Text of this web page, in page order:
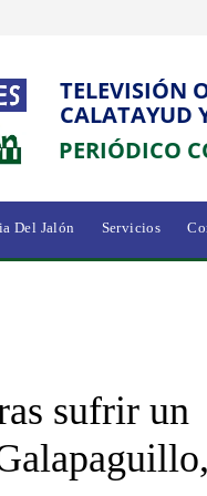
TELEVISIÓN
CALATAYUD
PERIÓDICO
Del Jalón Servicios
sufrir un